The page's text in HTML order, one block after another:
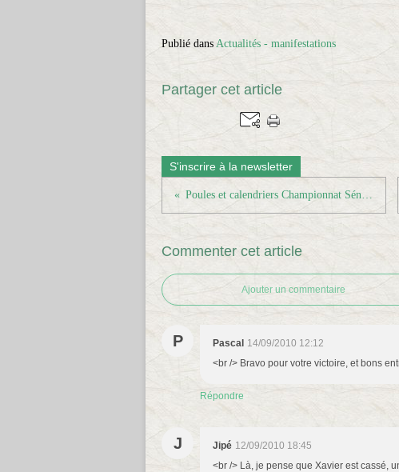
Publié dans Actualités - manifestations
Partager cet article
S'inscrire à la newsletter
Poules et calendriers Championnat Séniors
Commenter cet article
Ajouter un commentaire
P Pascal 14/09/2010 12:12
<br /> Bravo pour votre victoire, et bons
Répondre
J Jipé 12/09/2010 18:45
<br /> Là, je pense que Xavier est cassé,